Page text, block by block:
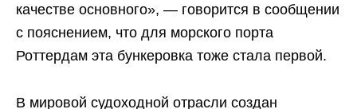
качестве основного», — говорится в сообщении
с пояснением, что для морского порта
Роттердам эта бункеровка тоже стала первой.
В мировой судоходной отрасли создан